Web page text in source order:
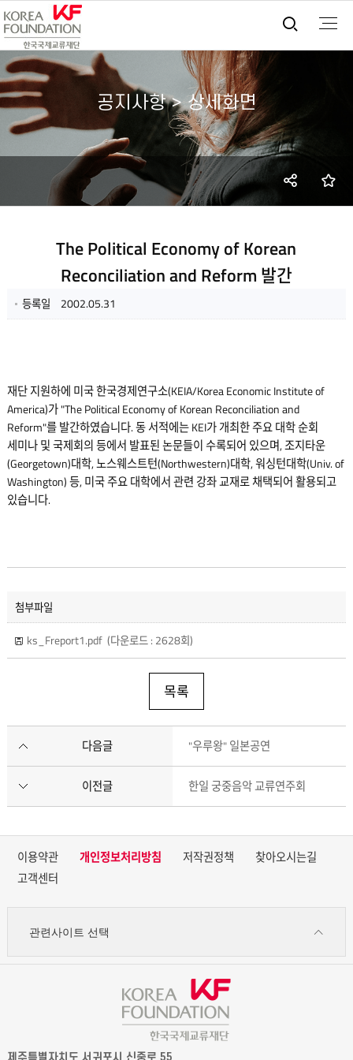
통합
공지사항 > 상세화면
SNS
The Political Economy of Korean
Reconciliation and Reform 발간
등록일 2002.05.31
재단 지원하에 미국 한국경제연구소(KEIA/Korea Economic Institute of
America)가 "The Political Economy of Korean Reconciliation and
Reform"를 발간하였습니다. 동 서적에는 KEI가 개최한 주요 대학 순회
세미나 및 국제회의 등에서 발표된 논문들이 수록되어 있으며, 조지타운
(Georgetown)대학, 노스웨스트턴(Northwestern)대학, 워싱턴대학(Univ. of
Washington) 등, 미국 주요 대학에서 관련 강좌 교재로 채택되어 활용되고
있습니다.
첨부파일
ks_Freport1.pdf (다운로드 : 2628회)
목록
다음글 "우루왕" 일본공연
이전글 한일 궁중음악 교류연주회
이용약관 개인정보처리방침 저작권정책
찾아오시는길
고객센터
관련사이트 선택
제주특별자치도 서귀포시 신중로 55